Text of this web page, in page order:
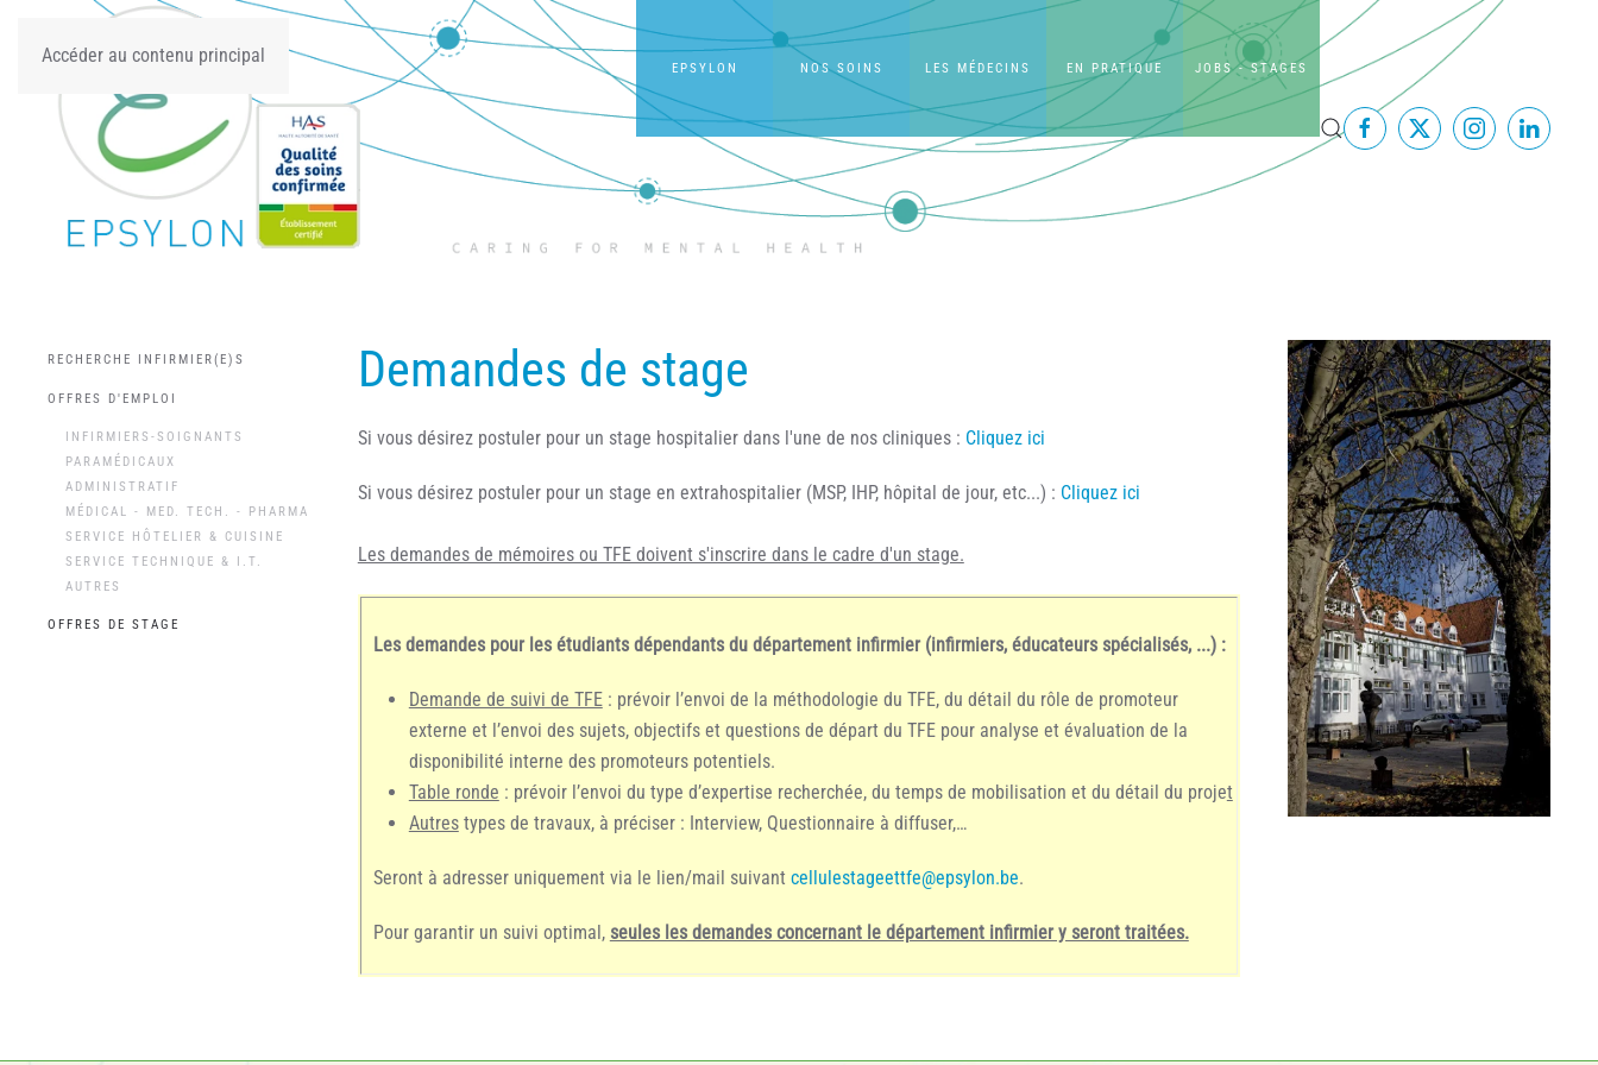
Accéder au contenu principal
EPSYLON NOS SOINS LES MÉDECINS EN PRATIQUE JOBS - STAGES
RECHERCHE INFIRMIER(E)S
OFFRES D'EMPLOI
INFIRMIERS-SOIGNANTS
PARAMÉDICAUX
ADMINISTRATIF
MÉDICAL - MED. TECH. - PHARMA
SERVICE HÔTELIER & CUISINE
SERVICE TECHNIQUE & I.T.
AUTRES
OFFRES DE STAGE
Demandes de stage
Si vous désirez postuler pour un stage hospitalier dans l'une de nos cliniques : Cliquez ici
Si vous désirez postuler pour un stage en extrahospitalier (MSP, IHP, hôpital de jour, etc...) : Cliquez ici
Les demandes de mémoires ou TFE doivent s'inscrire dans le cadre d'un stage.
Les demandes pour les étudiants dépendants du département infirmier (infirmiers, éducateurs spécialisés, ...) :
Demande de suivi de TFE: prévoir l’envoi de la méthodologie du TFE, du détail du rôle de promoteur
externe et l’envoi des sujets, objectifs et questions de départ du TFE pour analyse et évaluation de la
disponibilité interne des promoteurs potentiels.
Table ronde : prévoir l’envoi du type d’expertise recherchée, du temps de mobilisation et du détail du projet
Autres types de travaux, à préciser : Interview, Questionnaire à diffuser,…
Seront à adresser uniquement via le lien/mail suivant cellulestageettfe@epsylon.be.
Pour garantir un suivi optimal, seules les demandes concernant le département infirmier y seront traitées.